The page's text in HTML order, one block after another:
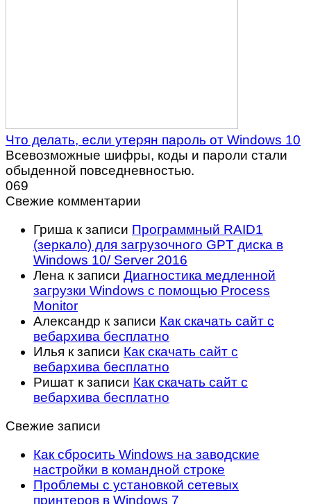
Что делать, если утерян пароль от Windows 10
Всевозможные шифры, коды и пароли стали
обыденной повседневностью.
069
Свежие комментарии
Гриша к записи Программный RAID1
(зеркало) для загрузочного GPT диска в
Windows 10/ Server 2016
Лена к записи Диагностика медленной
загрузки Windows с помощью Process
Monitor
Александр к записи Как скачать сайт с
вебархива бесплатно
Илья к записи Как скачать сайт с
вебархива бесплатно
Ришат к записи Как скачать сайт с
вебархива бесплатно
Свежие записи
Как сбросить Windows на заводские
настройки в командной строке
Проблемы с установкой сетевых
принтеров в Windows 7